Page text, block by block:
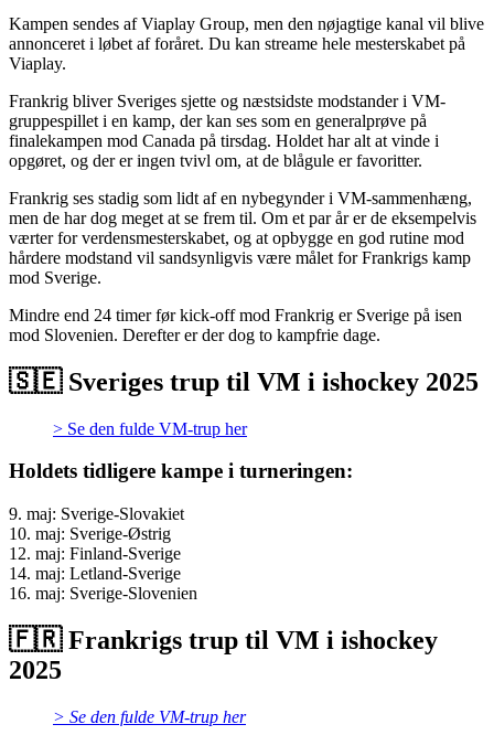
Kampen sendes af Viaplay Group, men den nøjagtige kanal vil blive
annonceret i løbet af foråret. Du kan streame hele mesterskabet på
Viaplay.
Frankrig bliver Sveriges sjette og næstsidste modstander i VM-
gruppespillet i en kamp, der kan ses som en generalprøve på
finalekampen mod Canada på tirsdag. Holdet har alt at vinde i
opgøret, og der er ingen tvivl om, at de blågule er favoritter.
Frankrig ses stadig som lidt af en nybegynder i VM-sammenhæng,
men de har dog meget at se frem til. Om et par år er de eksempelvis
værter for verdensmesterskabet, og at opbygge en god rutine mod
hårdere modstand vil sandsynligvis være målet for Frankrigs kamp
mod Sverige.
Mindre end 24 timer før kick-off mod Frankrig er Sverige på isen
mod Slovenien. Derefter er der dog to kampfrie dage.
🇸🇪 Sveriges trup til VM i ishockey 2025
> Se den fulde VM-trup her
Holdets tidligere kampe i turneringen:
9. maj: Sverige-Slovakiet
10. maj: Sverige-Østrig
12. maj: Finland-Sverige
14. maj: Letland-Sverige
16. maj: Sverige-Slovenien
🇫🇷 Frankrigs trup til VM i ishockey
2025
> Se den fulde VM-trup her